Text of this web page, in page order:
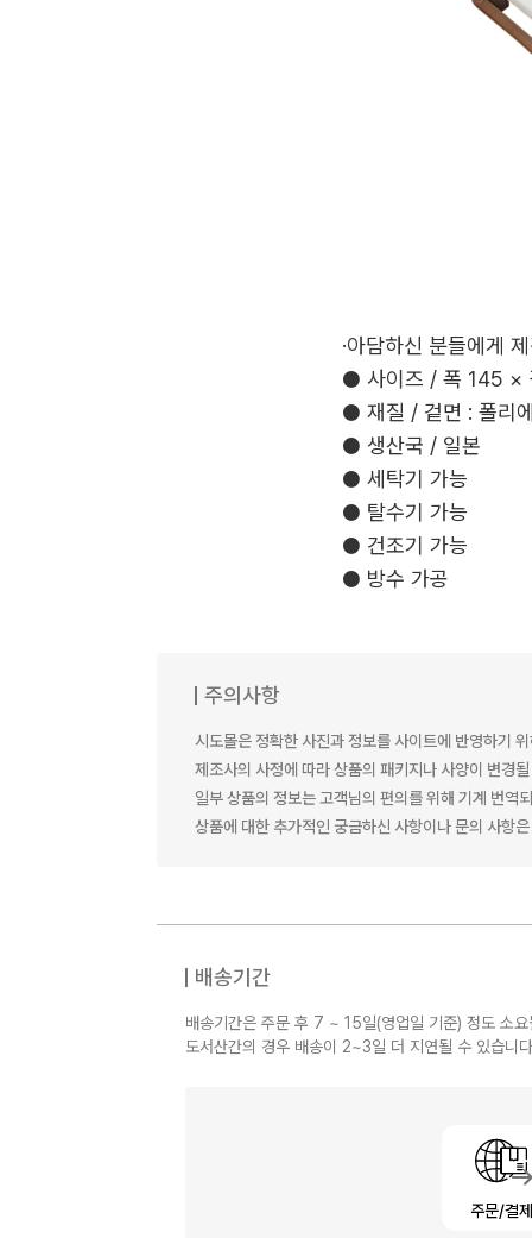
·아담하신 분들에게
● 사이즈 / 폭 145 ×
● 재질 / 겉면 : 폴리
● 생산국 / 일본
● 세탁기 가능
● 탈수기 가능
● 건조기 가능
● 방수 가공
주의사항
시도몰은 정확한 사진과 정보를 사이트에 반영하기
제조사의 사정에 따라 상품의 패키지나 사양이 변경
일부 상품의 정보는 고객님의 편의를 위해 기계 번역
상품에 대한 추가적인 궁금하신 사항이나 문의 사항
배송기간
배송기간은 주문 후 7 ~ 15일(영업일 기준) 정도 소
도서산간의 경우 배송이 2~3일 더 지연될 수 있습니
주문/결제